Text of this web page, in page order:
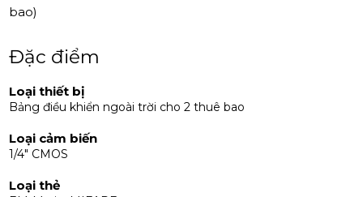
bao)
Đặc điểm
Loại thiết bị
Bảng điều khiển ngoài trời cho 2 thuê bao
Loại cảm biến
1/4" CMOS
Loại thẻ